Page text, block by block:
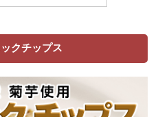
クチップス